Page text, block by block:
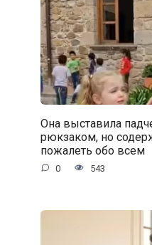
Она выставила
рюкзаком, но
пожалеть обо всем
0 543